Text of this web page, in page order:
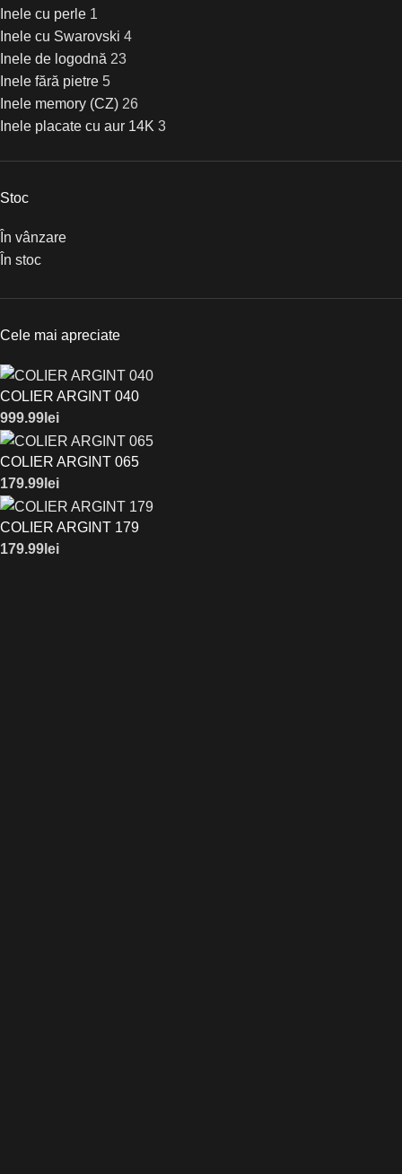
Inele cu perle 1
Inele cu Swarovski 4
Inele de logodnă 23
Inele fără pietre 5
Inele memory (CZ) 26
Inele placate cu aur 14K 3
Pandantive animale
Pandantive cu pietre zirconiu
Pandantive design inimă
Seturi argint
Stoc
În vânzare
În stoc
Cele mai apreciate
COLIER ARGINT 040
999.99 lei
COLIER ARGINT 065
179.99 lei
COLIER ARGINT 179
179.99 lei